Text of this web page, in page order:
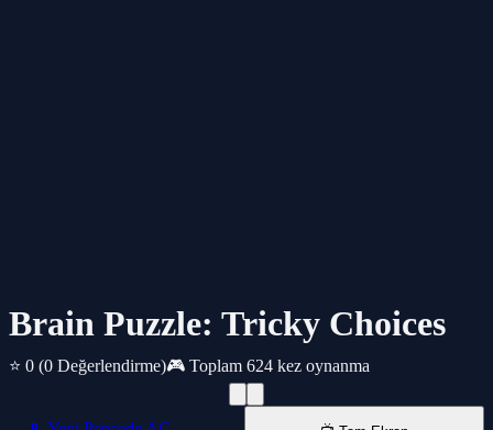
Brain Puzzle: Tricky Choices
⭐ 0 (0 Değerlendirme)🎮 Toplam 624 kez oynanma